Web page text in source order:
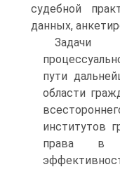
судебной
данных,
Задачи
пути
области
институтов
права в